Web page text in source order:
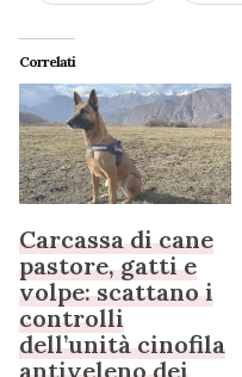
Correlati
Carcassa di cane
pastore, gatti e
volpe: scattano i
controlli
dell’unità cinofila
antiveleno dei